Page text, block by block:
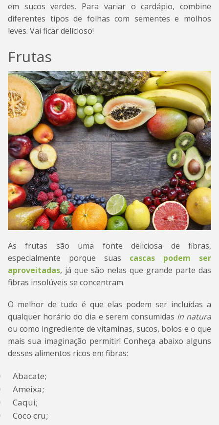
em sucos verdes. Para variar o cardápio, combine
diferentes tipos de folhas com sementes e molhos
leves. Vai ficar delicioso!
Frutas
As frutas são uma fonte deliciosa de fibras,
especialmente porque suas cascas podem ser
aproveitadas, já que são nelas que grande parte das
fibras insolúveis se concentram.
O melhor de tudo é que elas podem ser incluídas a
qualquer horário do dia e serem consumidas in natura
ou como ingrediente de vitaminas, sucos, bolos e o que
mais sua imaginação permitir! Conheça abaixo alguns
desses alimentos ricos em fibras:
Abacate;
Ameixa;
Caqui;
Coco cru;